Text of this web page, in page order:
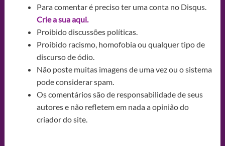
Para comentar é preciso ter uma conta no Disqus.
Crie a sua aqui.
Proibido discussões políticas.
Proibido racismo, homofobia ou qualquer tipo de
discurso de ódio.
Não poste muitas imagens de uma vez ou o sistema
pode considerar spam.
Os comentários são de responsabilidade de seus
autores e não refletem em nada a opinião do
criador do site.